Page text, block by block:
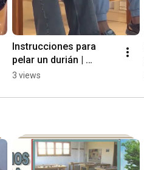
Instrucciones para
pelar un durián |
Fundación Federico
3 views